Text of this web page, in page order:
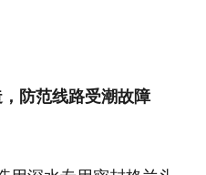
防范线路受潮故障